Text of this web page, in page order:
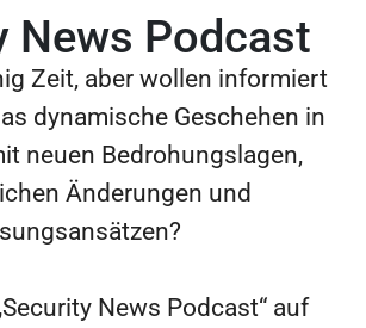
News Podcast
Zeit, aber wollen informiert
dynamische Geschehen in
neuen Bedrohungslagen,
Änderungen und
News Podcast“ auf